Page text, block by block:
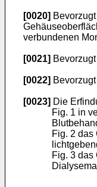
[0020]
verbundenen
[0021]
[0022]
[0023] Die
Fig. 1 in
Fig. 2
Fig. 3